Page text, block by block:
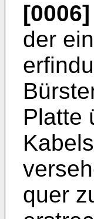
[0006]
der
Platte
quer